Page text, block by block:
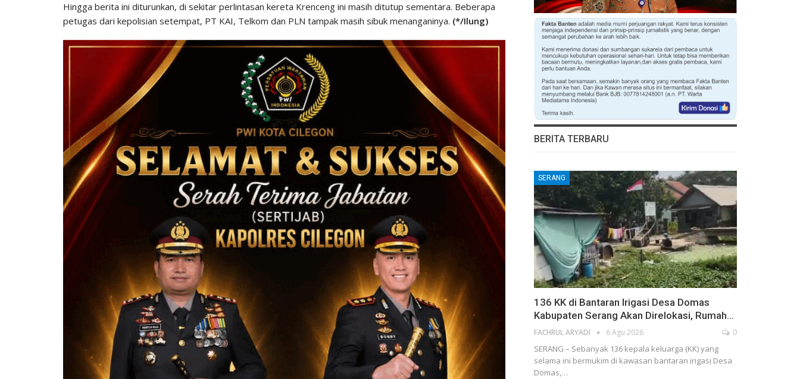
Hingga berita ini diturunkan, di sekitar perlintasan kereta Krenceng ini masih ditutup sementara. Beberapa
petugas dari kepolisian setempat, PT KAI, Telkom dan PLN tampak masih sibuk menanganinya. (*/Ilung)
BERITA TERBARU
SERANG
136 KK di Bantaran Irigasi Desa Domas
Kabupaten Serang Akan Direlokasi, Rumah…
FACHRUL ARYADI 6 Agu 2026 0
SERANG – Sebanyak 136 kepala keluarga (KK) yang
selama ini bermukim di kawasan bantaran irigasi Desa
Domas,…